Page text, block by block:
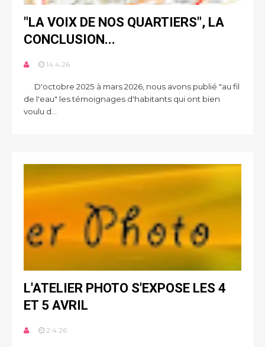
"LA VOIX DE NOS QUARTIERS", LA
CONCLUSION...
14.4.26
D'octobre 2025 à mars 2026, nous avons publié "au fil
de l'eau" les témoignages d'habitants qui ont bien
voulu d...
L'ATELIER PHOTO S'EXPOSE LES 4
ET 5 AVRIL
2.4.26